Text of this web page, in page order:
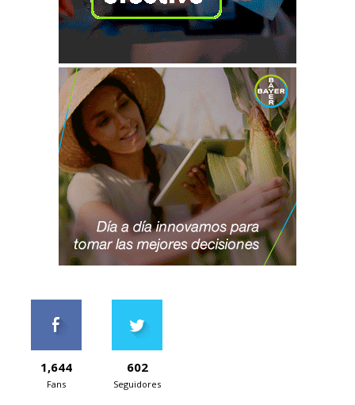
1,644
Fans
602
Seguidores